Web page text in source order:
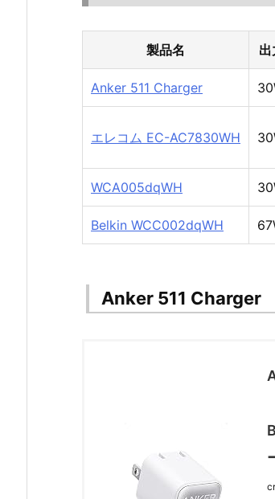
製品名 出
Anker 511 Charger
エレコム EC-AC7830WH
WCA005dqWH
Belkin WCC002dqWH
Anker 511 Charger